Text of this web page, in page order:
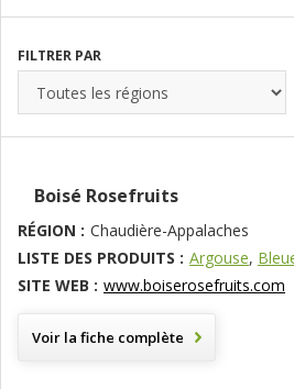
FILTRER PAR
Boisé Rosefruits
RÉGION : Chaudière-Appalaches
LISTE DES PRODUITS : Argouse,
SITE WEB : www.boiserosefruits.com
Voir la fiche complète